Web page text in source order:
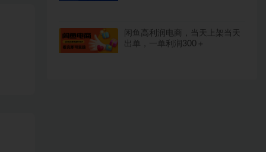
闲鱼高利润电商，当天上架当天
出单，一单利润300＋